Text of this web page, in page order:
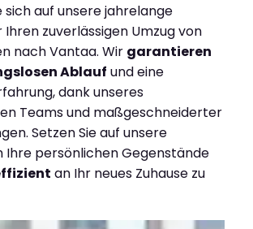
sich auf unsere jahrelange
zuverlässigen Umzug von
nach Vantaa. Wir garantieren
Ablauf und eine
dank unseres
Teams und maßgeschneiderter
Setzen Sie auf unsere
Ihre persönlichen Gegenstände
an Ihr neues Zuhause zu